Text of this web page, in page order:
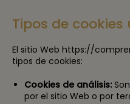
Tipos de cookies
El sitio Web https://
tipos de cookies:
Cookies de análisis:
por el sitio Web o por